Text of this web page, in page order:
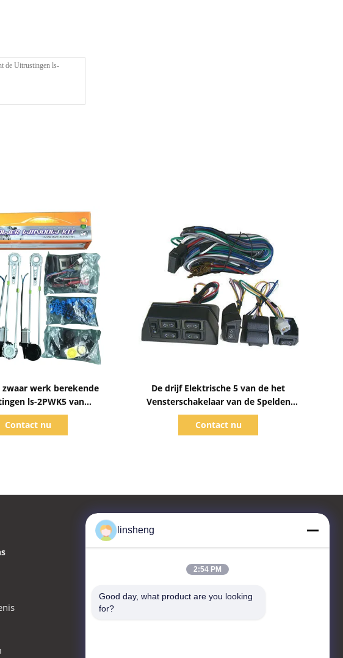
zwaar werk berekende
ls-2PWK5 van
truck power window
motor
Contact nu
De drijf Elektrische 5 van de het
Vensterschakelaar van de Spelden
Universele Macht Plastieken en de
Hardware
Contact nu
Contacteer ons
ENTERPRISE CO., LTD
linsheng
2:54 PM
Good day, what product are you looking
for?